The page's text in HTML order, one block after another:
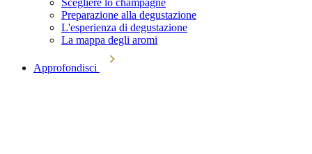
Preparazione alla degustazione
L'esperienza di degustazione
La mappa degli aromi
Approfondisci